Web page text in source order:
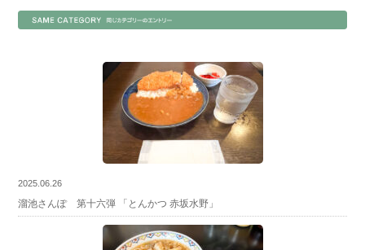
2025.06.26
溜池さんぽ 第十六弾 「とんかつ 赤坂水野」